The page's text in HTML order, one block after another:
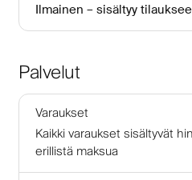
Ilmainen – sisältyy
Palvelut
Varaukset
Kaikki varaukset sisältyvät
erillistä maksua